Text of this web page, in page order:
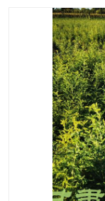
圆冠榆
沙枣树
沙棘苗
砂生槐